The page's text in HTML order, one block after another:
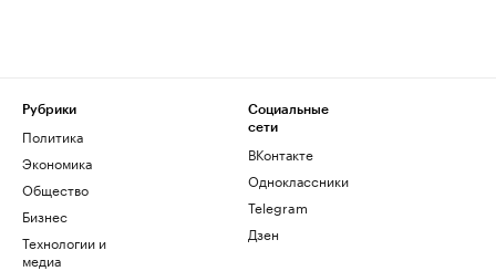
Рубрики
Политика
Экономика
Общество
Бизнес
Технологии и
медиа
Социальные
сети
ВКонтакте
Одноклассники
Telegram
Дзен